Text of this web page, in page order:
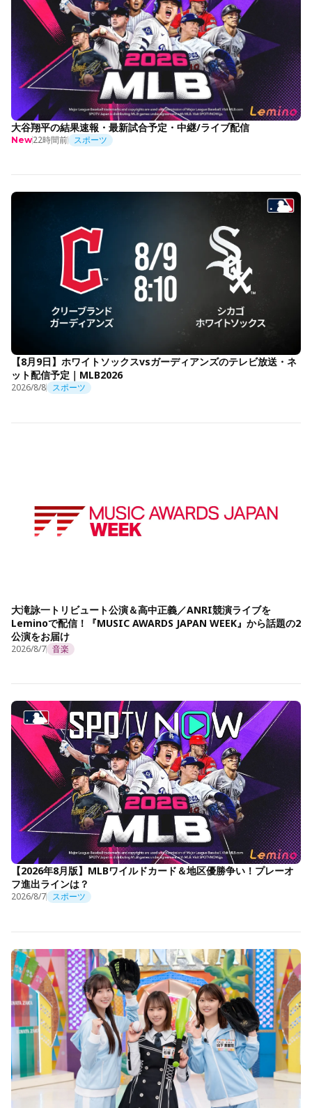
大谷翔平の結果速報・最新試合予定・中継/ライブ配信
New22時間前 スポーツ
【8月9日】ホワイトソックスvsガーディアンズのテレビ放送・ネ
ット配信予定｜MLB2026
2026/8/8 スポーツ
大滝詠一トリビュート公演＆高中正義／ANRI競演ライブを
Leminoで配信！『MUSIC AWARDS JAPAN WEEK』から話題の2
公演をお届け
2026/8/7 音楽
【2026年8月版】MLBワイルドカード＆地区優勝争い！プレーオ
フ進出ラインは？
2026/8/7 スポーツ